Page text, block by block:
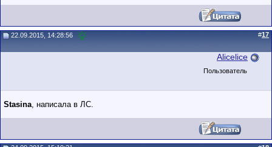
22.09.2015, 14:28:56 #17
Alicelice
Пользователь
Stasina, написала в ЛС.